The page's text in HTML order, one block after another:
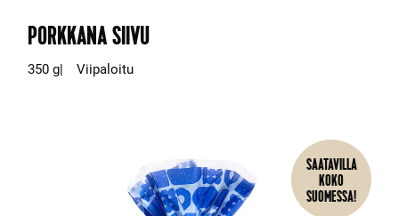
PORKKANA SIIVU
350 g Viipaloitu
SAATAVILLA
KOKO
SUOMESSA!